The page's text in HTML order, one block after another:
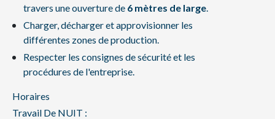
travers une ouverture de 6 mètres de large.
Charger, décharger et approvisionner les
différentes zones de production.
Respecter les consignes de sécurité et les
procédures de l'entreprise.
Horaires
Travail De NUIT :